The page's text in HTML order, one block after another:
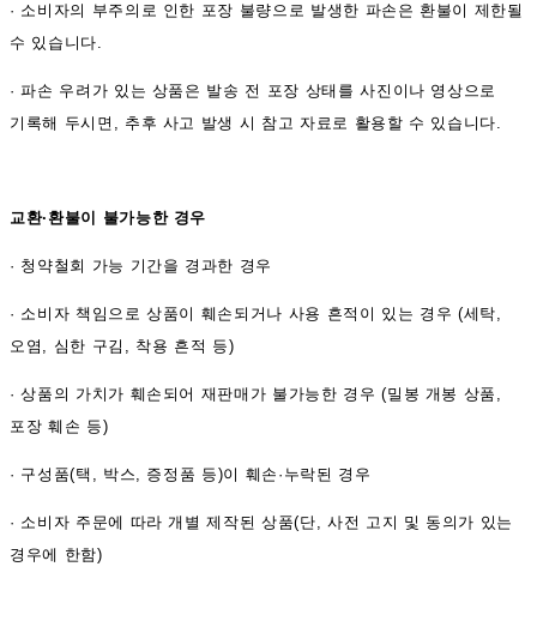
· 소비자의 부주의로 인한 포장 불량으로 발생한 파손은 환불이 제한될
수 있습니다.
·파손 우려가 있는 상품은 발송 전 포장 상태를 사진이나 영상으로
기록해 두시면, 추후 사고 발생 시 참고 자료로 활용할 수 있습니다.
교환·환불이 불가능한 경우
· 청약철회 가능 기간을 경과한 경우
· 소비자 책임으로 상품이 훼손되거나 사용 흔적이 있는 경우 (세탁,
오염, 심한 구김, 착용 흔적 등)
·상품의 가치가 훼손되어 재판매가 불가능한 경우 (밀봉 개봉 상품,
포장 훼손 등)
· 구성품(택, 박스, 증정품 등)이 훼손·누락된 경우
· 소비자 주문에 따라 개별 제작된 상품(단, 사전 고지 및 동의가 있는
경우에 한함)